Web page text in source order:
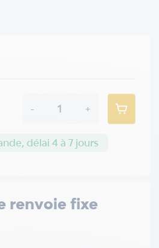
renvoie fixe
- +
délai 4 à 7 jours